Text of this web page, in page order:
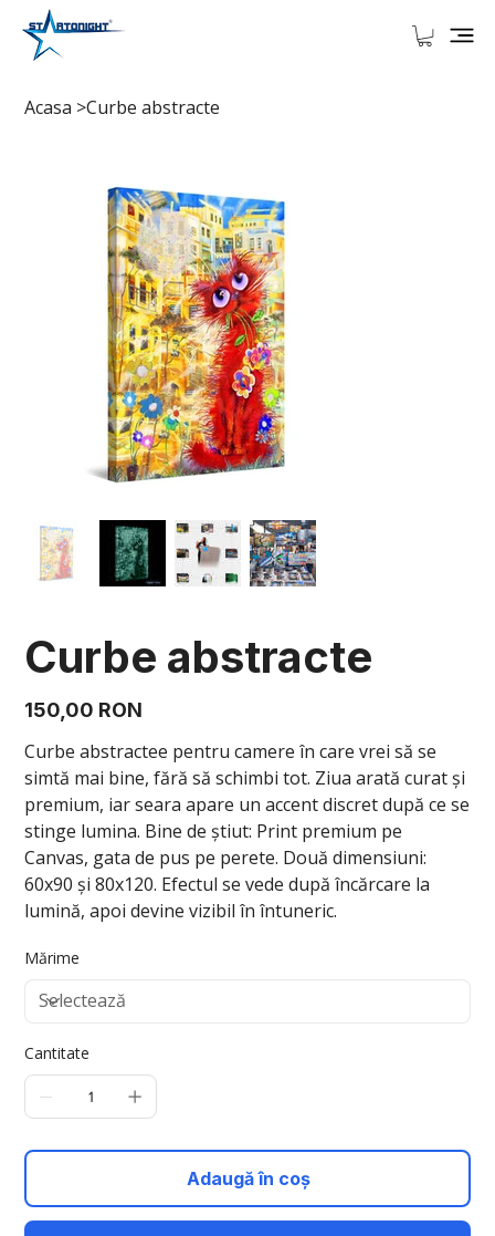
Acasa >Curbe abstracte
Curbe abstracte
Preț
150,00 RON
Curbe abstractee pentru camere în care vrei să se
simtă mai bine, fără să schimbi tot. Ziua arată curat și
premium, iar seara apare un accent discret după ce se
stinge lumina. Bine de știut: Print premium pe
Canvas, gata de pus pe perete. Două dimensiuni:
60x90 și 80x120. Efectul se vede după încărcare la
lumină, apoi devine vizibil în întuneric.
Mărime
Cantitate
Adaugă în coș